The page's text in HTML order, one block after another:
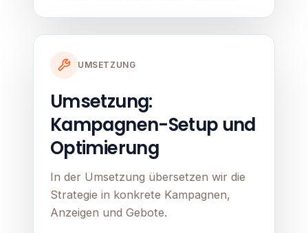
UMSETZUNG
Umsetzung:
Kampagnen-Setup und
Optimierung
In der Umsetzung übersetzen wir die
Strategie in konkrete Kampagnen,
Anzeigen und Gebote.